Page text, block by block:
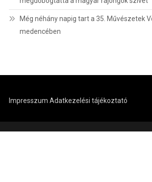
Még néhány napig tart a 35. Művészetek
medencében
Impresszum Adatkezelési tájékoztató